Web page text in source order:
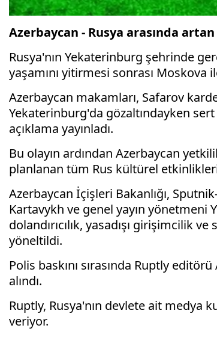
Azerbaycan - Rusya arasında
Rusya'nın Yekaterinburg şehrinde
yaşamını yitirmesi sonrası Moskova
Azerbaycan makamları, Safarov
Yekaterinburg'da gözaltındayken
açıklama yayınladı.
Bu olayın ardından Azerbaycan
planlanan tüm Rus kültürel
Azerbaycan İçişleri Bakanlığı,
Kartavykh ve genel yayın yönetmeni
dolandırıcılık, yasadışı girişimcilik
yöneltildi.
Polis baskını sırasında Ruptly
alındı.
Ruptly, Rusya'nın devlete ait medya
veriyor.